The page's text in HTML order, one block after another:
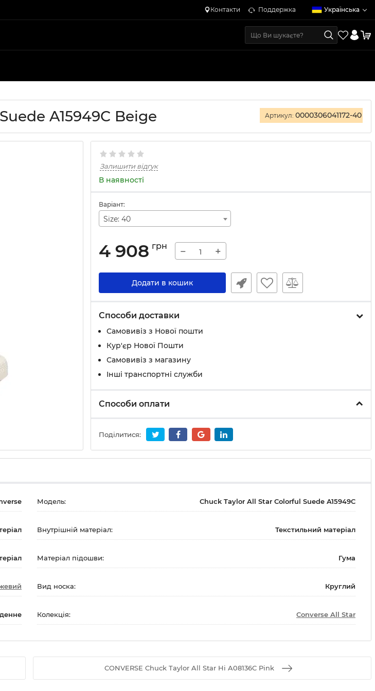
Контакти Поддержка Українська
A15949C Beige Артикул: 0000306041172-40
Залишити відгук
В наявності
Варіант:
Size: 40
4 908 грн − +
Додати в кошик
Способи доставки
Самовивіз з Нової пошти
Кур'єр Нової Пошти
Самовивіз з магазину
Інші транспортні служби
Способи оплати
Поділитися:
Модель: Chuck Taylor All Star Colorful Suede A15949C
Внутрішній матеріал: Текстильний матеріал
Матеріал підошви: Гума
Вид носка: Круглий
Колекція: Converse All Star
CONVERSE Chuck Taylor All Star Hi A08136C Pink